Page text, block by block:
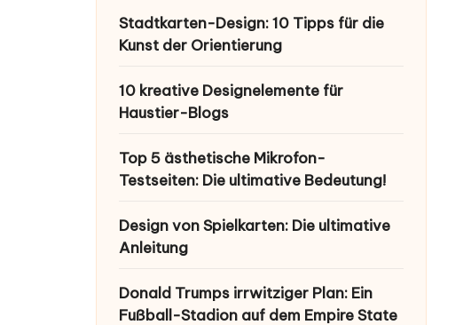
Stadtkarten-Design: 10 Tipps für die
Kunst der Orientierung
10 kreative Designelemente für
Haustier-Blogs
Top 5 ästhetische Mikrofon-
Testseiten: Die ultimative Bedeutung!
Design von Spielkarten: Die ultimative
Anleitung
Donald Trumps irrwitziger Plan: Ein
Fußball-Stadion auf dem Empire State